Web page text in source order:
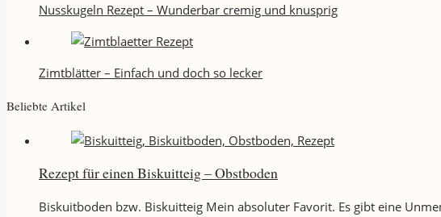
Nusskugeln Rezept – Wunderbar cremig und knusprig
Zimtblätter – Einfach und doch so lecker
Beliebte Artikel
Rezept für einen Biskuitteig – Obstboden
Biskuitboden bzw. Biskuitteig Mein absoluter Favorit. Es gibt eine